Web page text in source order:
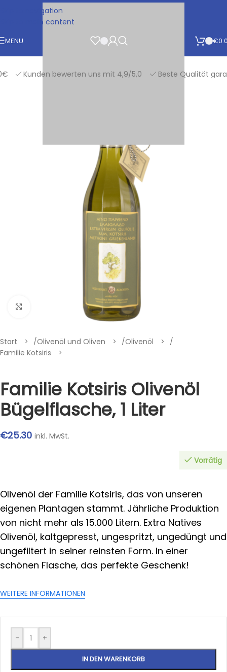
Skip to navigation
Skip to main content
MENU €
Kunden bewerten uns mit 4,9/5,0 Beste Qualität
Klik om te vergroten
Start /Olivenöl und Oliven /Olivenöl
/
Familie Kotsiris
Familie Kotsiris Olivenöl
Bügelflasche, 1 Liter
€25.30 inkl. MwSt.
Vorrätig
Olivenöl der Familie Kotsiris, das von unseren
eigenen Plantagen stammt. Jährliche Produktion
von nicht mehr als 15.000 Litern. Extra Natives
Olivenöl, kaltgepresst, ungespritzt, ungedüngt und
ungefiltert in seiner reinsten Form. In einer
schönen Flasche, das perfekte Geschenk!
WEITERE INFORMATIONEN
- +
IN DEN WARENKORB